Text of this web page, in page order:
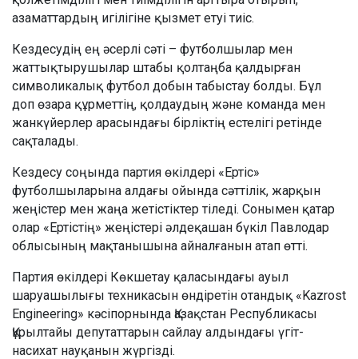
азаматтардың игілігіне қызмет етуі тиіс.
Кездесудің ең әсерлі сәті – футболшылар мен
жаттықтырушылар штабы қолтаңба қалдырған
символикалық футбол добын табыстау болды. Бұл
доп өзара құрметтің, қолдаудың және команда мен
жанкүйерлер арасындағы бірліктің естелігі ретінде
сақталады.
Кездесу соңында партия өкілдері «Ертіс»
футболшыларына алдағы ойында сәттілік, жарқын
жеңістер мен жаңа жетістіктер тіледі. Сонымен қатар
олар «Ертістің» жеңістері әлдеқашан бүкіл Павлодар
облысының мақтанышына айналғанын атап өтті.
Партия өкілдері Көкшетау қаласындағы ауыл
шаруашылығы техникасын өндіретін отандық «Kazrost
Engineering» кәсіпорнында Қазақстан Республикасы
Құрылтайы депутаттарын сайлау алдындағы үгіт-
насихат науқанын жүргізді.